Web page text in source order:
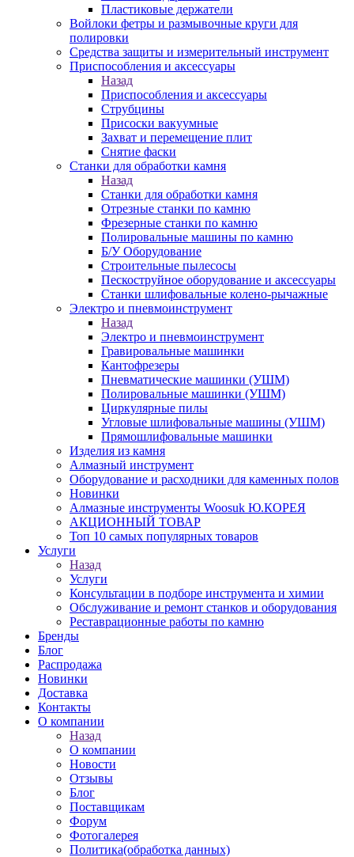
Пластиковые держатели
Войлоки фетры и размывочные круги для
полировки
Средства защиты и измерительный инструмент
Приспособления и аксессуары
Назад
Приспособления и аксессуары
Струбцины
Присоски вакуумные
Захват и перемещение плит
Снятие фаски
Станки для обработки камня
Назад
Станки для обработки камня
Отрезные станки по камню
Фрезерные станки по камню
Полировальные машины по камню
Б/У Оборудование
Строительные пылесосы
Пескоструйное оборудование и аксессуары
Станки шлифовальные колено-рычажные
Электро и пневмоинструмент
Назад
Электро и пневмоинструмент
Гравировальные машинки
Кантофрезеры
Пневматические машинки (УШМ)
Полировальные машинки (УШМ)
Циркулярные пилы
Угловые шлифовальные машины (УШМ)
Прямошлифовальные машинки
Изделия из камня
Алмазный инструмент
Оборудование и расходники для каменных полов
Новинки
Алмазные инструменты Woosuk Ю.КОРЕЯ
АКЦИОННЫЙ ТОВАР
Топ 10 самых популярных товаров
Услуги
Назад
Услуги
Консультации в подборе инструмента и химии
Обслуживание и ремонт станков и оборудования
Реставрационные работы по камню
Бренды
Блог
Распродажа
Новинки
Доставка
Контакты
О компании
Назад
О компании
Новости
Отзывы
Блог
Поставщикам
Форум
Фотогалерея
Политика(обработка данных)